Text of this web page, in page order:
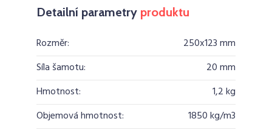
Detailní parametry produktu
Rozměr:
250x123 mm
Síla šamotu:
20 mm
Hmotnost:
1,2 kg
Objemová hmotnost:
1850 kg/m3